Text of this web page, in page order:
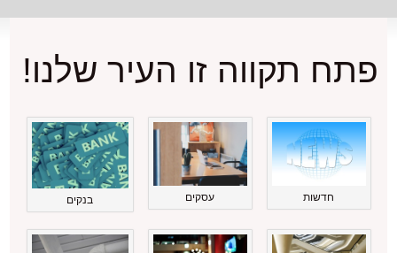
פתח תקווה זו העיר שלנו!
חדשות עסקים בנקים